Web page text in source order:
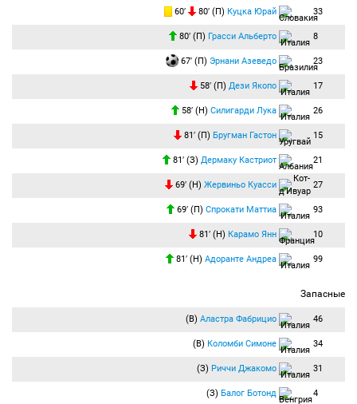
60′ 80′ (П) Куцка Юрай 33
80′ (П) Грасси Альберто 8
67′ (П) Эрнани Азеведо 23
58′ (П) Дези Якопо 17
58′ (Н) Силигарди Лука 26
81′ (П) Бругман Гастон 15
81′ (З) Дермаку Кастриот 21
69′ (Н) Жервиньо Куасси 27
69′ (П) Спрокати Маттиа 93
81′ (Н) Карамо Янн 10
81′ (Н) Адоранте Андреа 99
Запасные
(В) Аластра Фабрицио 46
(В) Коломби Симоне 34
(З) Риччи Джакомо 31
(З) Балог Ботонд 4